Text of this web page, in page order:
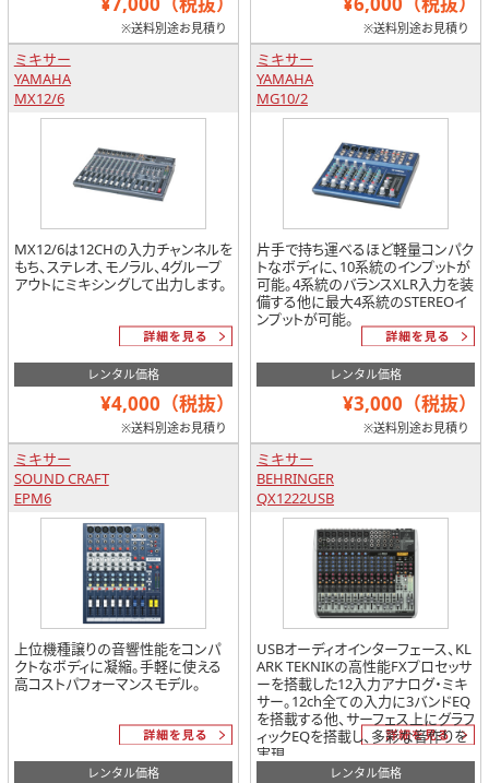
※送料別途お見積り ※送料別途お見積り
ミキサー
YAMAHA
MX12/6
MX12/6は12CHの入力チャンネルを
もち、ステレオ、モノラル、4グループ
アウトにミキシングして出力します。
レンタル価格
¥4,000（税抜）
※送料別途お見積り
ミキサー
YAMAHA
MG10/2
片手で持ち運べるほど軽量コンパク
トなボディに、10系統のインプットが
可能。4系統のバランスXLR入力を装
備する他に最大4系統のSTEREOイ
ンプットが可能。
レンタル価格
¥3,000（税抜）
※送料別途お見積り
ミキサー
SOUND CRAFT
EPM6
上位機種譲りの音響性能をコンパ
クトなボディに凝縮。手軽に使える
高コストパフォーマンスモデル。
レンタル価格
ミキサー
BEHRINGER
QX1222USB
USBオーディオインターフェース、KL
ARK TEKNIKの高性能FXプロセッサ
ーを搭載した12入力アナログ・ミキ
サー。12ch全ての入力に3バンドEQ
を搭載する他、サーフェス上にグラフ
ィックEQを搭載し、多彩な音作りを
実現。
レンタル価格